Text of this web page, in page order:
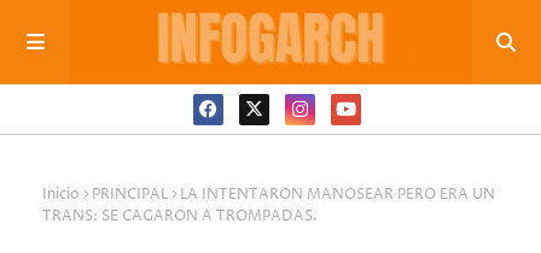
Inicio PRINCIPAL
LA INTENTARON MANOSEAR PERO ERA UN
TRANS: SE CAGARON A TROMPADAS.